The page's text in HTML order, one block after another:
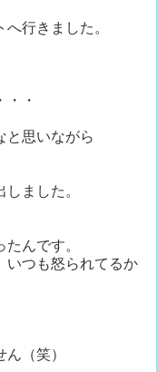
行きました。
・
思いながら
ました。
んです。
つも怒られてるか
（笑）